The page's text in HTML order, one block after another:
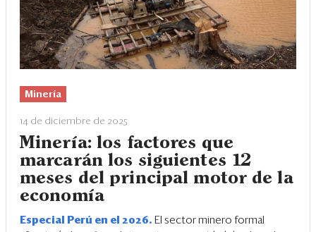
Minería
14 de diciembre de 2025
Minería: los factores que
marcarán los siguientes 12
meses del principal motor de la
economía
Especial Perú en el 2026. El sector minero formal